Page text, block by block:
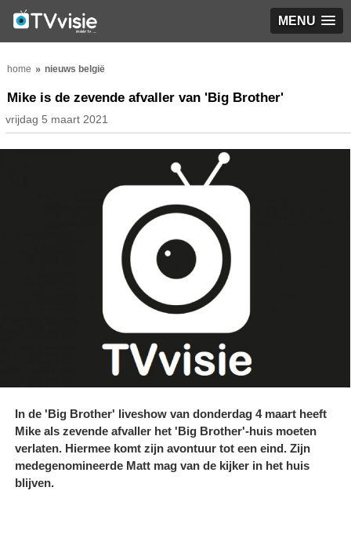
MENU
home nieuws belgië
Mike is de zevende afvaller van 'Big Brother'
vrijdag 5 maart 2021
In de 'Big Brother' liveshow van donderdag 4 maart heeft
Mike als zevende afvaller het 'Big Brother'-huis moeten
verlaten. Hiermee komt zijn avontuur tot een eind. Zijn
medegenomineerde Matt mag van de kijker in het huis
blijven.